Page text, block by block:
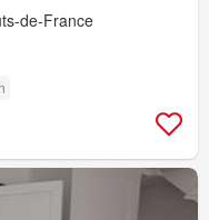
de-France